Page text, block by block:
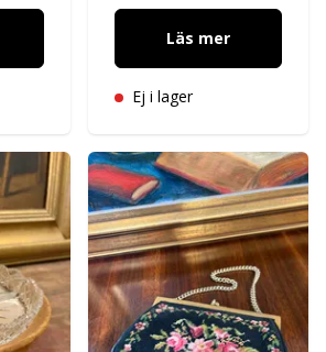
Läs mer
Ej i lager